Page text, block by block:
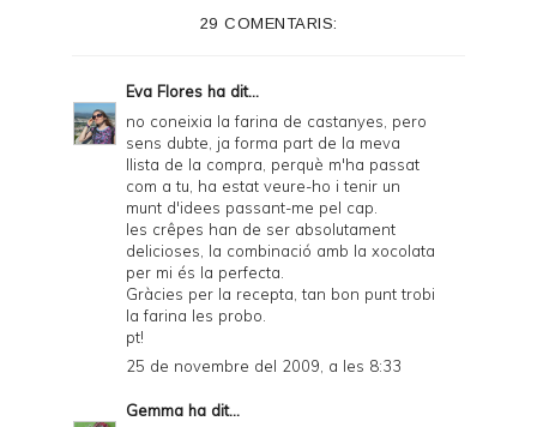
29 COMENTARIS:
Eva Flores ha dit...
no coneixia la farina de castanyes, pero
sens dubte, ja forma part de la meva
llista de la compra, perquè m'ha passat
com a tu, ha estat veure-ho i tenir un
munt d'idees passant-me pel cap.
les crêpes han de ser absolutament
delicioses, la combinació amb la xocolata
per mi és la perfecta.
Gràcies per la recepta, tan bon punt trobi
la farina les probo.
pt!
25 de novembre del 2009, a les 8:33
Gemma ha dit...